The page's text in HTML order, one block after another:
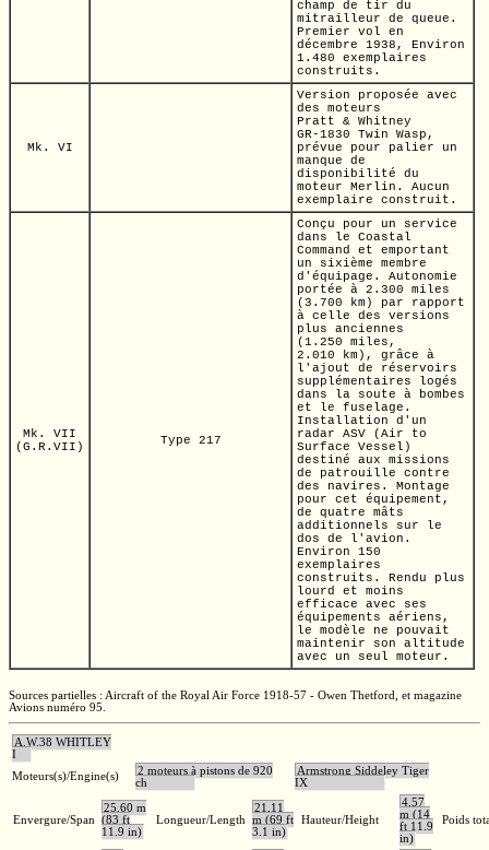
champ de tir du
mitrailleur de queue.
Premier vol en
décembre 1938, Environ
1.480 exemplaires
construits.
Mk. VI
Version proposée avec
des moteurs
Pratt & Whitney
GR-1830
Twin Wasp,
prévue pour palier un
manque de
disponibilité du
moteur Merlin. Aucun
exemplaire construit.
Mk. VII
(G.R.VII)
Type 217
Conçu pour un service
dans le Coastal
Command et emportant
un sixième membre
d'équipage. Autonomie
portée à 2.300 miles
(3.700 km)
par rapport
à celle des versions
plus anciennes
(1.250 miles,
2.010 km),
grâce à
l'ajout de réservoirs
supplémentaires logés
dans la soute à bombes
et le fuselage.
Installation d'un
radar ASV (Air to
Surface Vessel)
destiné aux missions
de patrouille contre
des navires. Montage
pour cet équipement,
de quatre mâts
additionnels sur le
dos de l'avion.
Environ 150
exemplaires
construits. Rendu plus
lourd et moins
efficace avec ses
équipements aériens,
le modèle ne pouvait
maintenir son altitude
avec un seul moteur.
Sources partielles : Aircraft of the Royal Air Force 1918-57 - Owen Thetford, et magazine
Avions numéro 95.
A.W.38 WHITLEY
I
Moteurs(s)/Engine(s)
2 moteurs à pistons de 920
ch
Armstrong Siddeley Tiger
IX
Envergure/Span
25,60 m
(83 ft
11.9 in)
Longueur/Length
21,11
m (69 ft
3.1 in)
Hauteur/Height
4,57
m (14
ft 11.9
in)
Poids